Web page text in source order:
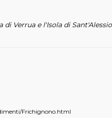
di Verrua e l'Isola di
Frichignono.html